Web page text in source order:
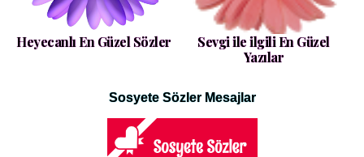
Heyecanlı En Güzel Sözler
Sevgi ile ilgili En Güzel
Yazılar
Sosyete Sözler Mesajlar